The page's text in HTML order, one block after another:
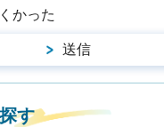
かった
す